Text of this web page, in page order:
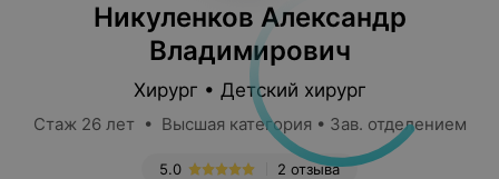
Никуленков Александр
Владимирович
Хирург • Детский хирург
Стаж 26 лет • Высшая категория • Зав. отделением
2 отзыва
5.0